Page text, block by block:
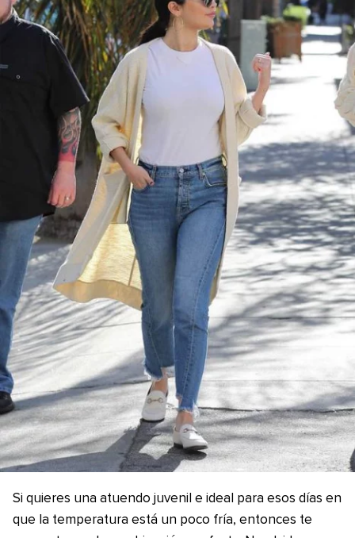
Si quieres una atuendo juvenil e ideal para esos días en
que la temperatura está un poco fría, entonces te